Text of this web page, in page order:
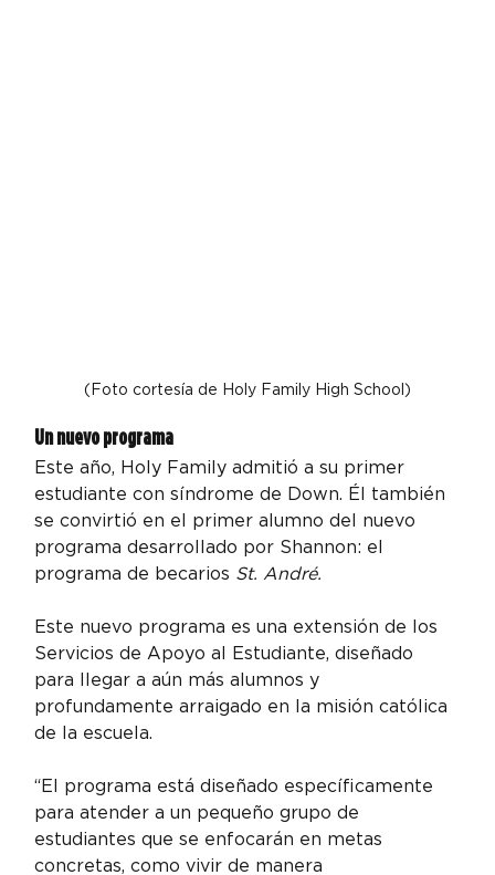
(Foto cortesía de Holy Family High School)
Un nuevo programa
Este año, Holy Family admitió a su primer
estudiante con síndrome de Down. Él también
se convirtió en el primer alumno del nuevo
programa desarrollado por Shannon: el
programa de becarios St. André.
Este nuevo programa es una extensión de los
Servicios de Apoyo al Estudiante, diseñado
para llegar a aún más alumnos y
profundamente arraigado en la misión católica
de la escuela.
“El programa está diseñado específicamente
para atender a un pequeño grupo de
estudiantes que se enfocarán en metas
concretas, como vivir de manera